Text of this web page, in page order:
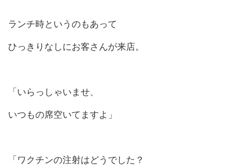
ランチ時というのもあって
ひっきりなしにお客さんが来店。
「いらっしゃいませ、
いつもの席空いてますよ」
「ワクチンの注射はどうでした？